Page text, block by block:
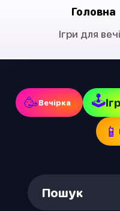
Головна
Ігри для
🥳Вечірка 🕹
📱
Пошук